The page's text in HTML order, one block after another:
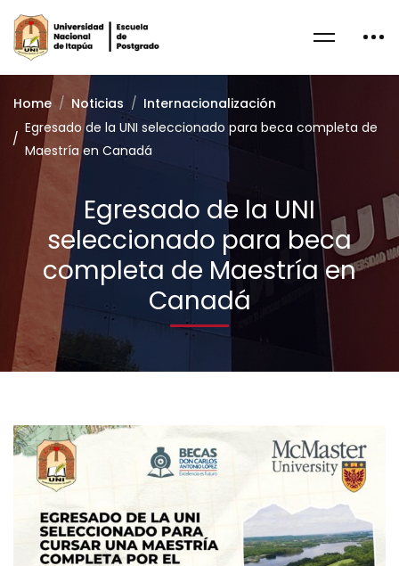
Home Noticias
Internacionalización
Egresado de la UNI seleccionado para beca completa de
Maestría en Canadá
Egresado de la UNI
seleccionado para beca
completa de Maestría en
Canadá